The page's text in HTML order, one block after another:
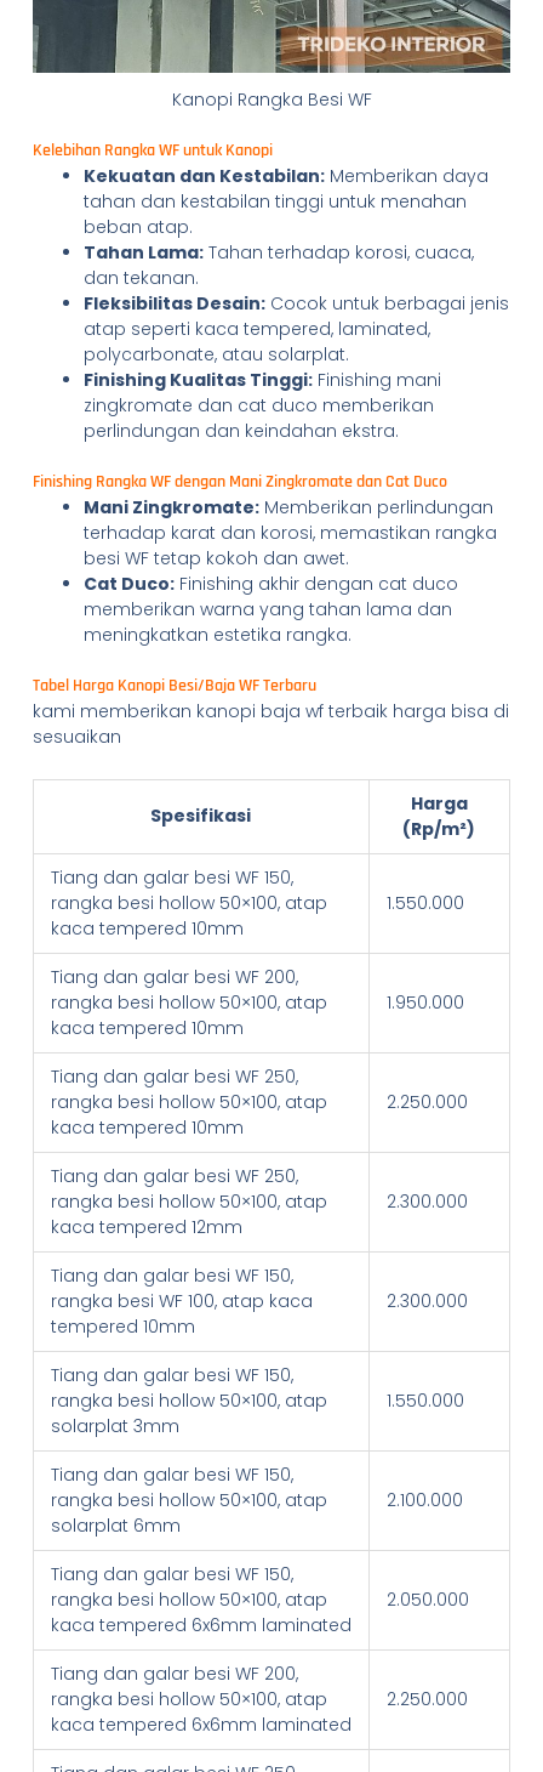
Kanopi Rangka Besi WF
Kelebihan Rangka WF untuk Kanopi
Kekuatan dan Kestabilan:Memberikan daya
tahan dan kestabilan tinggi untuk menahan
beban atap.
Tahan Lama:Tahan terhadap korosi, cuaca,
dan tekanan.
Fleksibilitas Desain:Cocok untuk berbagai jenis
atap seperti kaca tempered, laminated,
polycarbonate, atau solarplat.
Finishing Kualitas Tinggi:Finishing mani
zingkromate dan cat duco memberikan
perlindungan dan keindahan ekstra.
Finishing Rangka WF dengan Mani Zingkromate dan Cat Duco
Mani Zingkromate:Memberikan perlindungan
terhadap karat dan korosi, memastikan rangka
besi WF tetap kokoh dan awet.
Cat Duco:Finishing akhir dengan cat duco
memberikan warna yang tahan lama dan
meningkatkan estetika rangka.
Tabel Harga Kanopi Besi/Baja WF Terbaru
kami memberikan kanopi baja wf terbaik harga bisa di
sesuaikan
Spesifikasi
Harga
(Rp/m²)
Tiang dan galar besi WF 150,
rangka besi hollow 50×100, atap
kaca tempered 10mm
1.550.000
Tiang dan galar besi WF 200,
rangka besi hollow 50×100, atap
kaca tempered 10mm
1.950.000
Tiang dan galar besi WF 250,
rangka besi hollow 50×100, atap
kaca tempered 10mm
2.250.000
Tiang dan galar besi WF 250,
rangka besi hollow 50×100, atap
kaca tempered 12mm
2.300.000
Tiang dan galar besi WF 150,
rangka besi WF 100, atap kaca
tempered 10mm
2.300.000
Tiang dan galar besi WF 150,
rangka besi hollow 50×100, atap
solarplat 3mm
1.550.000
Tiang dan galar besi WF 150,
rangka besi hollow 50×100, atap
solarplat 6mm
2.100.000
Tiang dan galar besi WF 150,
rangka besi hollow 50×100, atap
kaca tempered 6x6mm laminated
2.050.000
Tiang dan galar besi WF 200,
rangka besi hollow 50×100, atap
kaca tempered 6x6mm laminated
2.250.000